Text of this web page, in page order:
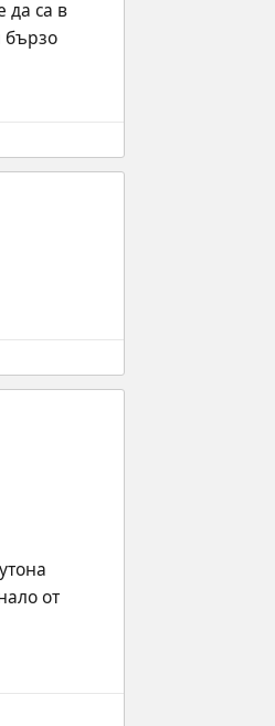
да са в
бързо
от